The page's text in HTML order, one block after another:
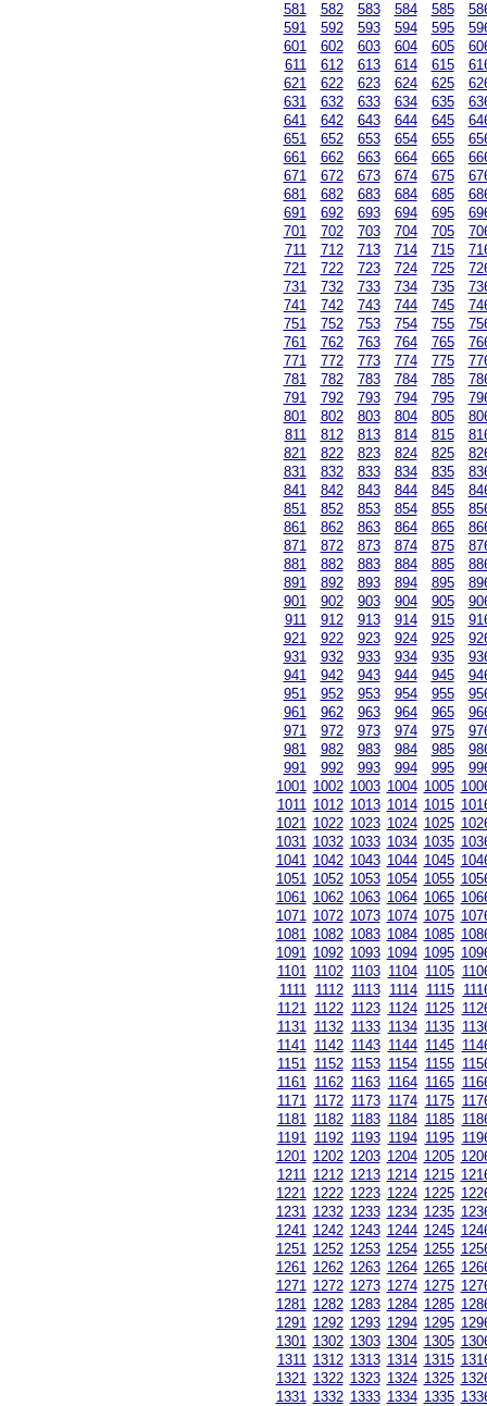
581
582 583 584 585
591
592 593 594 595
601
602 603 604 605
611
612 613 614 615
621
622 623 624 625
631
632 633 634 635
641
642 643 644 645
651
652 653 654 655
661
662 663 664 665
671
672 673 674 675
681
682 683 684 685
691
692 693 694 695
701
702 703 704 705
711
712 713 714 715
721
722 723 724 725
731
732 733 734 735
741
742 743 744 745
751
752 753 754 755
761
762 763 764 765
771
772 773 774 775
781
782 783 784 785
791
792 793 794 795
801
802 803 804 805
811
812 813 814 815
821
822 823 824 825
831
832 833 834 835
841
842 843 844 845
851
852 853 854 855
861
862 863 864 865
871
872 873 874 875
881
882 883 884 885
891
892 893 894 895
901
902 903 904 905
911
912 913 914 915
921
922 923 924 925
931
932 933 934 935
941
942 943 944 945
951
952 953 954 955
961
962 963 964 965
971
972 973 974 975
981
982 983 984 985
991
992 993 994 995
1001 1002 1003 1004 1005
1011 1012 1013 1014 1015
1021 1022 1023 1024 1025
1031 1032 1033 1034 1035
1041 1042 1043 1044 1045
1051 1052 1053 1054 1055
1061 1062 1063 1064 1065
1071 1072 1073 1074 1075
1081 1082 1083 1084 1085
1091 1092 1093 1094 1095
1101 1102 1103 1104 1105
1111
1112 1113 1114 1115
1121 1122 1123 1124 1125
1131 1132 1133 1134 1135
1141 1142 1143 1144 1145
1151 1152 1153 1154 1155
1161 1162 1163 1164 1165
1171 1172 1173 1174 1175
1181 1182 1183 1184 1185
1191 1192 1193 1194 1195
1201 1202 1203 1204 1205
1211 1212 1213 1214 1215
1221 1222 1223 1224 1225
1231 1232 1233 1234 1235
1241 1242 1243 1244 1245
1251 1252 1253 1254 1255
1261 1262 1263 1264 1265
1271 1272 1273 1274 1275
1281 1282 1283 1284 1285
1291 1292 1293 1294 1295
1301 1302 1303 1304 1305
1311 1312 1313 1314 1315
1321 1322 1323 1324 1325
1331 1332 1333 1334 1335